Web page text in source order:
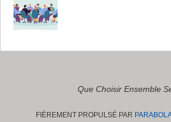
Que Choisir Ensemble
FIÈREMENT PROPULSÉ PAR PARABOLA